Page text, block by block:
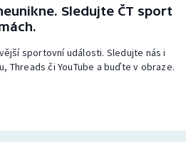
Sledujte ČT sport
sportovní události. Sledujte nás i
Threads či YouTube a buďte v obraze.